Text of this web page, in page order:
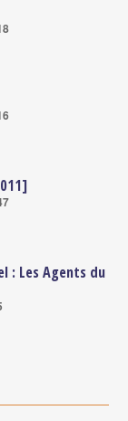
: Les Agents du